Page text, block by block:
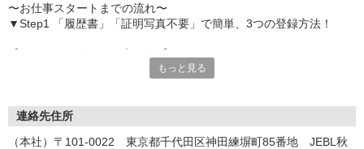
〜お仕事スタートまでの流れ〜
▼Step1 「履歴書」「証明写真不要」で簡単、3つの登録方法！
いつでも好きな時間に登録OK
受付時間/平日9:00〜19:00
もっと見る
連絡先住所
（本社）〒101-0022 東京都千代田区神田練塀町85番地 JEBL秋